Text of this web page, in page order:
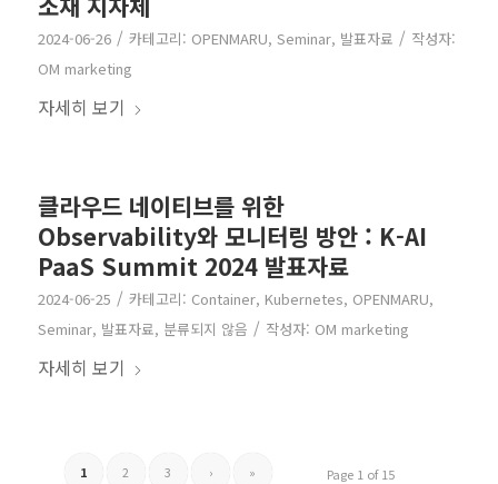
2024-06-26 / 카테고리: OPENMARU, Seminar, 발표자료 / 작성자:
OM marketing
자세히 보기
클라우드 네이티브를 위한
Observability와 모니터링 방안 : K-AI
PaaS Summit 2024 발표자료
2024-06-25 / 카테고리: Container, Kubernetes, OPENMARU,
Seminar, 발표자료, 분류되지 않음 / 작성자: OM marketing
자세히 보기
Page 1 of 15
1 2 3 › »